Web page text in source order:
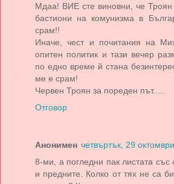
Мдаа! ВИЕ сте виновни, че
бастиони на комунизма в
срам!!
Иначе, чест и почитания на
опитен политик и тази вечер
по едно време й стана
ме е срам!
Червен Троян за пореден път.....
Отговор
Анонимен четвъртък, 29
8-ми, а погледни пак листата със
и предните. Колко от тях не са